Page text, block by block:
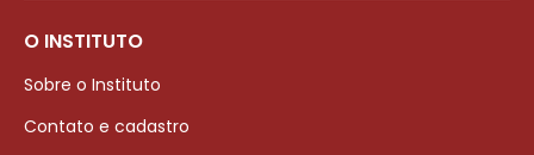
O INSTITUTO
Sobre o Instituto
Contato e cadastro